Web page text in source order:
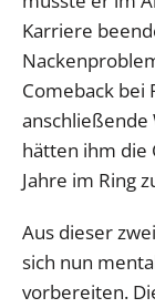
Karriere
Comeback bei
anschließende
hätten ihm die
Jahre im Ring
Aus dieser
sich nun
vorbereiten.